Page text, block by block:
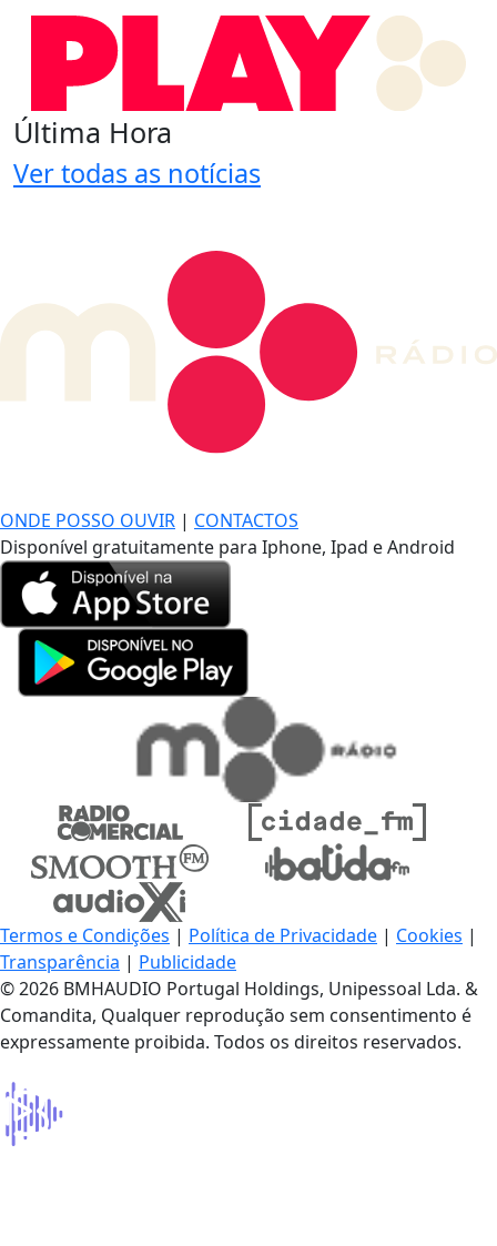
Última Hora
Ver todas as notícias
ONDE POSSO OUVIR | CONTACTOS
Disponível gratuitamente para Iphone, Ipad e Android
Termos e Condições | Política de Privacidade | Cookies |
Transparência | Publicidade
© 2026 BMHAUDIO Portugal Holdings, Unipessoal Lda. &
Comandita, Qualquer reprodução sem consentimento é
expressamente proibida. Todos os direitos reservados.